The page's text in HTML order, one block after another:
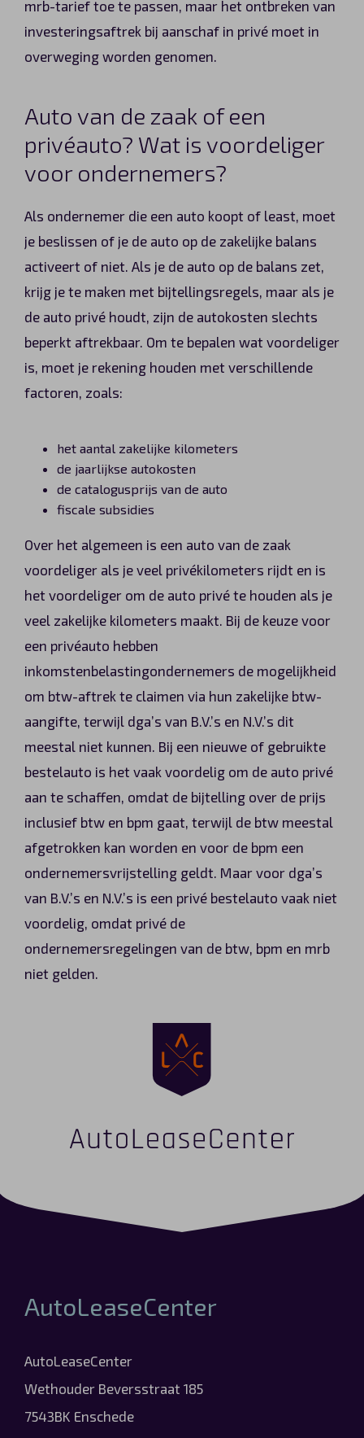
mrb-tarief toe te passen, maar het ontbreken van
investeringsaftrek bij aanschaf in privé moet in
overweging worden genomen.
Auto van de zaak of een
privéauto? Wat is voordeliger
voor ondernemers?
Als ondernemer die een auto koopt of least, moet
je beslissen of je de auto op de zakelijke balans
activeert of niet. Als je de auto op de balans zet,
krijg je te maken met bijtellingsregels, maar als je
de auto privé houdt, zijn de autokosten slechts
beperkt aftrekbaar. Om te bepalen wat voordeliger
is, moet je rekening houden met verschillende
factoren, zoals:
het aantal zakelijke kilometers
de jaarlijkse autokosten
de catalogusprijs van de auto
fiscale subsidies
Over het algemeen is een auto van de zaak
voordeliger als je veel privékilometers rijdt en is
het voordeliger om de auto privé te houden als je
veel zakelijke kilometers maakt. Bij de keuze voor
een privéauto hebben
inkomstenbelastingondernemers de mogelijkheid
om btw-aftrek te claimen via hun zakelijke btw-
aangifte, terwijl dga’s van B.V.’s en N.V.’s dit
meestal niet kunnen. Bij een nieuwe of gebruikte
bestelauto is het vaak voordelig om de auto privé
aan te schaffen, omdat de bijtelling over de prijs
inclusief btw en bpm gaat, terwijl de btw meestal
afgetrokken kan worden en voor de bpm een
ondernemersvrijstelling geldt. Maar voor dga’s
van B.V.’s en N.V.’s is een privé bestelauto vaak niet
voordelig, omdat privé de
ondernemersregelingen van de btw, bpm en mrb
niet gelden.
AutoLeaseCenter
AutoLeaseCenter
Wethouder Beversstraat 185
7543BK Enschede